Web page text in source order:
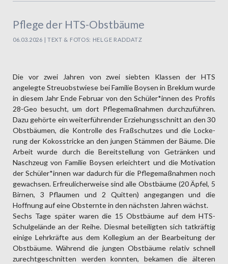
Pflege der HTS-Obstbäume
06.03.2026 | TEXT & FOTOS: HELGE RADDATZ
Die vor zwei Jahren von zwei siebten Klassen der HTS
angelegte Streu­obst­wiese bei Familie Boysen in Breklum wurde
in diesem Jahr Ende Februar von den Schü­ler*in­nen des Profils
28-Geo besucht, um dort Pflege­maß­nahmen durch­zuführen.
Dazu gehörte ein weiter­führender Erziehungs­schnitt an den 30
Obst­bäumen, die Kontrolle des Fraß­schutzes und die Locke­
rung der Kokos­stricke an den jungen Stämmen der Bäume. Die
Arbeit wurde durch die Bereit­stellung von Getränken und
Nasch­zeug von Familie Boysen erleichtert und die Motivation
der Schüler*in­nen war dadurch für die Pflege­maß­nahmen noch
gewachsen. Erfreu­licher­weise sind alle Obst­bäume (20 Äpfel, 5
Birnen, 3 Pflaumen und 2 Quitten) angegangen und die
Hoffnung auf eine Obst­ernte in den nächsten Jahren wächst.
Sechs Tage später waren die 15 Obst­bäume auf dem HTS-
Schul­gelände an der Reihe. Diesmal beteiligten sich tatkräftig
einige Lehr­kräfte aus dem Kollegium an der Bear­beitung der
Obst­bäume. Während die jungen Obst­bäume relativ schnell
zurecht­geschnitten werden konnten, bekamen die älteren